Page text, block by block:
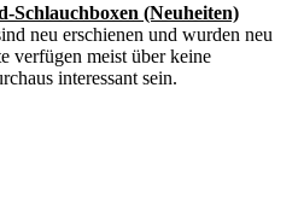
Schlauchboxen (Neuheiten)
neu erschienen und wurden neu
verfügen meist über keine
interessant sein.